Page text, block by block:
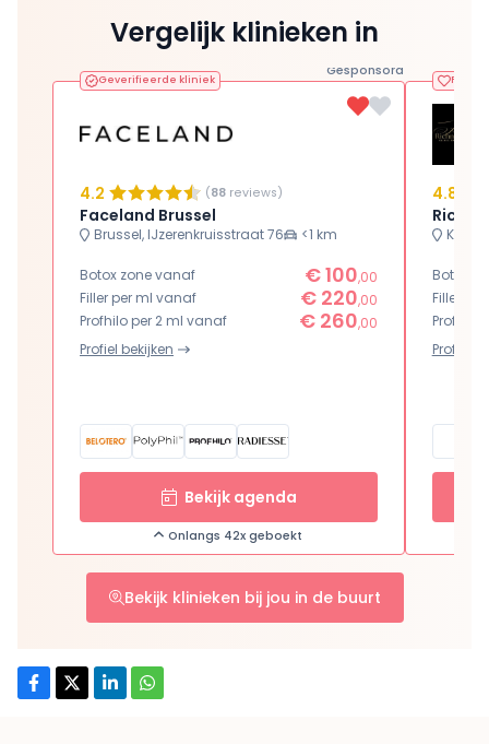
Vergelijk klinieken in
Gesponsord
Geverifieerde kliniek
4.2 (88 reviews)
Faceland Brussel
Brussel, IJzerenkruisstraat 76 <1 km
Botox zone vanaf € 100,00
Filler per ml vanaf
€ 220,00
Profhilo per 2 ml vanaf
€ 260,00
Profiel bekijken
Bekijk agenda
Onlangs 42x geboekt
4.8
Botox
Filler
Profhilo
Profiel
Bekijk klinieken bij jou in de buurt